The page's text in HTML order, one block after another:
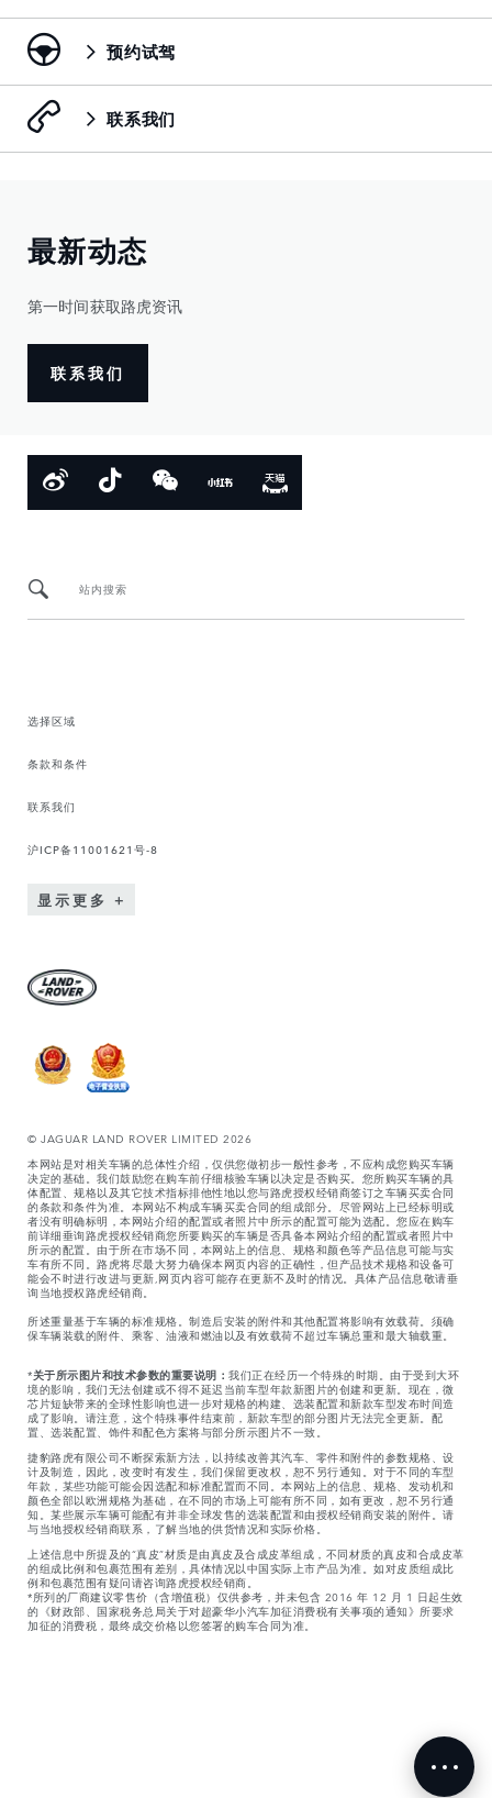
预约试驾
联系我们
最新动态
第一时间获取路虎资讯
联系我们
站内搜索
选择区域
条款和条件
联系我们
沪ICP备11001621号-8
显示更多
© JAGUAR LAND ROVER LIMITED 2026
本网站是对相关车辆的总体性介绍，仅供您做初步一般性参考，不应构成您购买车辆
决定的基础。我们鼓励您在购车前仔细核验车辆以决定是否购买。您所购买车辆的具
体配置、规格以及其它技术指标排他性地以您与路虎授权经销商签订之车辆买卖合同
的条款和条件为准。本网站不构成车辆买卖合同的组成部分。尽管网站上已经标明或
者没有明确标明，本网站介绍的配置或者照片中所示的配置可能为选配。您应在购车
前详细垂询路虎授权经销商您所要购买的车辆是否具备本网站介绍的配置或者照片中
所示的配置。由于所在市场不同，本网站上的信息、规格和颜色等产品信息可能与实
车有所不同。路虎将尽最大努力确保本网页内容的正确性，但产品技术规格和设备可
能会不时进行改进与更新,网页内容可能存在更新不及时的情况。具体产品信息敬请垂
询当地授权路虎经销商。
所述重量基于车辆的标准规格。制造后安装的附件和其他配置将影响有效载荷。须确
保车辆装载的附件、乘客、油液和燃油以及有效载荷不超过车辆总重和最大轴载重。
*关于所示图片和技术参数的重要说明： 我们正在经历一个特殊的时期。由于受到大环
境的影响，我们无法创建或不得不延迟当前车型年款新图片的创建和更新。现在，微
芯片短缺带来的全球性影响也进一步对规格的构建、选装配置和新款车型发布时间造
成了影响。请注意，这个特殊事件结束前，新款车型的部分图片无法完全更新。配
置、选装配置、饰件和配色方案将与部分所示图片不一致。
捷豹路虎有限公司不断探索新方法，以持续改善其汽车、零件和附件的参数规格、设
计及制造，因此，改变时有发生，我们保留更改权，恕不另行通知。对于不同的车型
年款，某些功能可能会因选配和标准配置而不同。本网站上的信息、规格、发动机和
颜色全部以欧洲规格为基础，在不同的市场上可能有所不同，如有更改，恕不另行通
知。某些展示车辆可能配有并非全球发售的选装配置和由授权经销商安装的附件。请
与当地授权经销商联系，了解当地的供货情况和实际价格。
上述信息中所提及的“真皮”材质是由真皮及合成皮革组成，不同材质的真皮和合成皮革
的组成比例和包裹范围有差别，具体情况以中国实际上市产品为准。如对皮质组成比
例和包裹范围有疑问请咨询路虎授权经销商。
*所列的厂商建议零售价（含增值税）仅供参考，并未包含 2016 年 12 月 1 日起生效
的《财政部、国家税务总局关于对超豪华小汽车加征消费税有关事项的通知》所要求
加征的消费税，最终成交价格以您签署的购车合同为准。